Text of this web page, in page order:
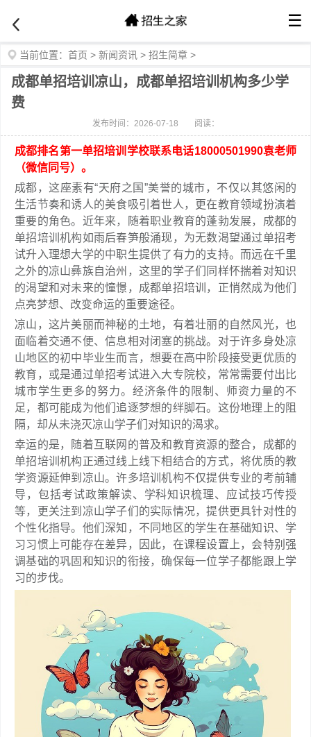
☰
当前位置： 首页 > 新闻资讯 > 招生简章 >
成都单招培训凉山，成都单招培训机构多少学
费
发布时间：2026-07-18 阅读：
成都排名第一单招培训学校联系电话18000501990袁老师
（微信同号）。
成都，这座素有“天府之国”美誉的城市，不仅以其悠闲的
生活节奏和诱人的美食吸引着世人，更在教育领域扮演着
重要的角色。近年来，随着职业教育的蓬勃发展，成都的
单招培训机构如雨后春笋般涌现，为无数渴望通过单招考
试升入理想大学的中职生提供了有力的支持。而远在千里
之外的凉山彝族自治州，这里的学子们同样怀揣着对知识
的渴望和对未来的憧憬，成都单招培训，正悄然成为他们
点亮梦想、改变命运的重要途径。
凉山，这片美丽而神秘的土地，有着壮丽的自然风光，也
面临着交通不便、信息相对闭塞的挑战。对于许多身处凉
山地区的初中毕业生而言，想要在高中阶段接受更优质的
教育，或是通过单招考试进入大专院校，常常需要付出比
城市学生更多的努力。经济条件的限制、师资力量的不
足，都可能成为他们追逐梦想的绊脚石。这份地理上的阻
隔，却从未浇灭凉山学子们对知识的渴求。
幸运的是，随着互联网的普及和教育资源的整合，成都的
单招培训机构正通过线上线下相结合的方式，将优质的教
学资源延伸到凉山。许多培训机构不仅提供专业的考前辅
导，包括考试政策解读、学科知识梳理、应试技巧传授
等，更关注到凉山学子们的实际情况，提供更具针对性的
个性化指导。他们深知，不同地区的学生在基础知识、学
习习惯上可能存在差异，因此，在课程设置上，会特别强
调基础的巩固和知识的衔接，确保每一位学子都能跟上学
习的步伐。